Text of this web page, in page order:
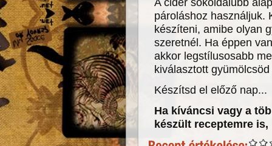
pároláshoz használjuk.
készíteni, amibe olyan
szeretnél. Ha éppen
akkor legstílusosabb
kiválasztott
Készítsd el előző nap...
Ha kíváncsi vagy a
készült receptemre